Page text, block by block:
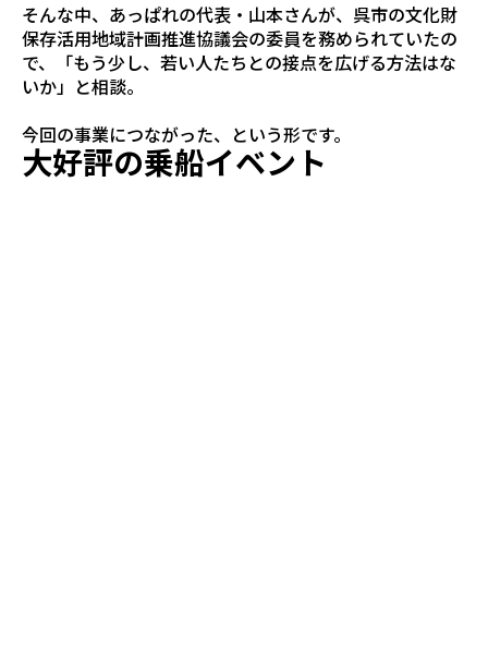
そんな中、あっぱれの代表・山本さんが、呉市の文化財
保存活用地域計画推進協議会の委員を務められていたの
で、「もう少し、若い人たちとの接点を広げる方法はな
いか」と相談。
今回の事業につながった、という形です。
大好評の乗船イベント